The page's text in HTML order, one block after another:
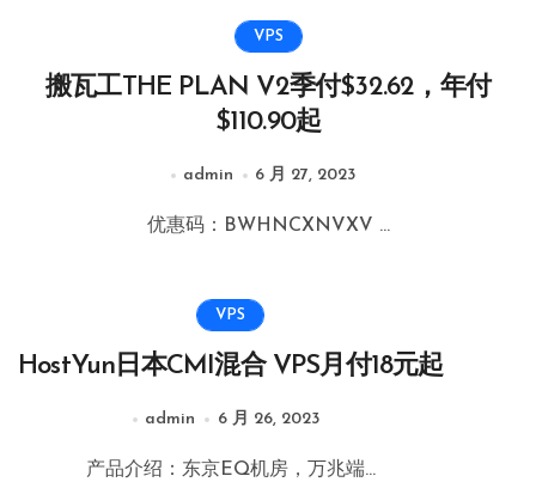
VPS
搬瓦工THE PLAN V2季付$32.62，年付
$110.90起
admin 6 月 27, 2023
优惠码：BWHNCXNVXV ...
VPS
HostYun日本CMI混合 VPS月付18元起
admin 6 月 26, 2023
产品介绍：东京EQ机房，万兆端...